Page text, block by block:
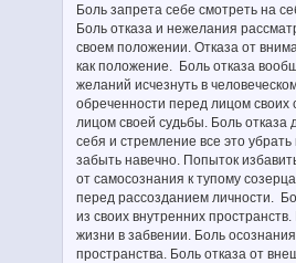
Боль запрета себе смотреть на
Боль отказа и нежелания
своем положении. Отказа от
как положение. Боль отказа
желаний исчезнуть в
обреченности перед лицом
лицом своей судьбы. Боль отказа
себя и стремление все это
забыть навечно. Попыток
от самосознания к тупому
перед рассозданием личности.
из своих внутренних
жизни в забвении. Боль
пространства. Боль отказа от